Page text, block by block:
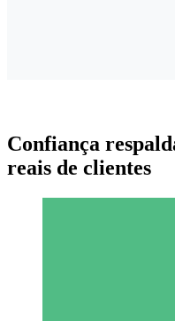
Pacotes de
Confiança
reais de clientes